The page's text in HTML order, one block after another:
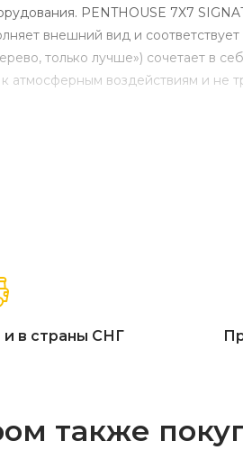
PENTHOUSE 7X7
внешний вид и
только лучше») сочетает в
атмосферным воздействиям и не
и в страны СНГ
также